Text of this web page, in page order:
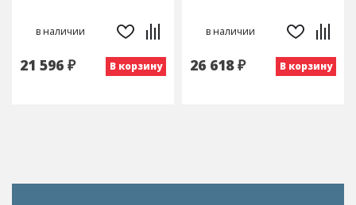
в наличии
21 596 ₽ В корзину
в наличии
26 618 ₽ В корзину